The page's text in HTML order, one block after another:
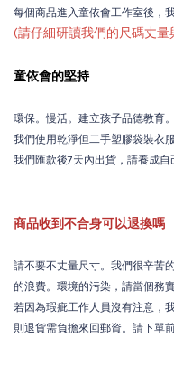
每個商品進入童依會工作室後，
(請仔細研讀我們的尺碼丈量
童依會的堅持
環保。慢活。建立孩子品德教育。
我們使用乾淨但二手塑膠袋裝衣
我們匯款後7天內出貨，請養成自
商品收到不合身可以退換嗎
請不要不丈量尺寸。我們很辛苦
的浪費。環境的污染，請當個務
若因為瑕疵工作人員沒有注意，
則退貨需負擔來回郵資。請下單